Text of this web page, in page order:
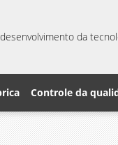
da
Controle da